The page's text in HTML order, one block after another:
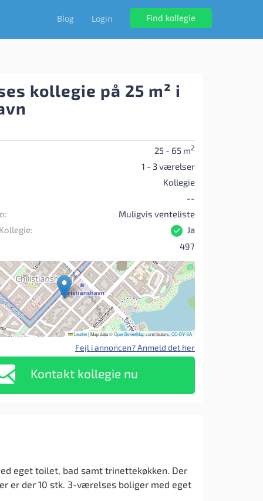
Blog Login Find kollegie
kollegie på 25 m² i
25 - 65 m2
1 - 3 værelser
Kollegie
--
Muligvis venteliste
Ja
497
Leaflet|Map data ©OpenStreetMapcontributors,CC-BY-SA
Fejl i annoncen? Anmeld det her
Kontakt kollegie nu
eget toilet, bad samt trinettekøkken. Der
er der 10 stk. 3-værelses boliger med eget